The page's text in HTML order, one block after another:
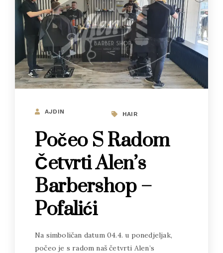
AJDIN HAIR
Počeo S Radom
Četvrti Alen’s
Barbershop –
Pofalići
Na simboličan datum 04.4. u ponedjeljak,
počeo je s radom naš četvrti Alen’s